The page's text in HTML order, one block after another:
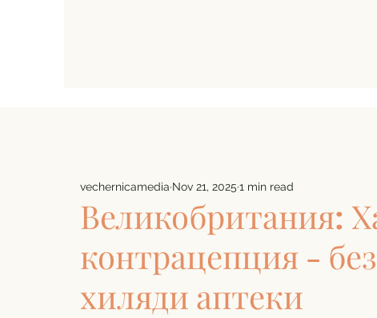
Великобритания:
контрацепция -
хиляди аптеки
vechernicamedia Nov 21, 2025 1 min read